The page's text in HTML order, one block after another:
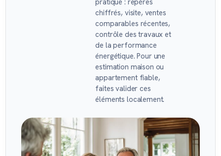
chiffrés, visite, ventes
comparables récentes,
contrôle des travaux et
de la performance
énergétique. Pour une
estimation maison ou
appartement fiable,
faites valider ces
éléments localement.